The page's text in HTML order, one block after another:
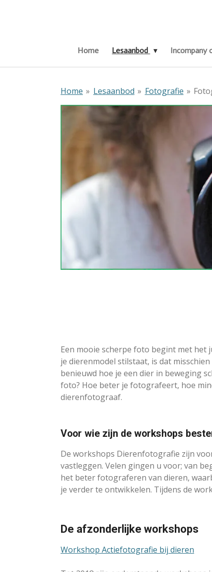
Home Lesaanbod Incompany
Home » Lesaanbod » Fotografie »
Een mooie scherpe foto begint met het
je dierenmodel stilstaat, is dat
benieuwd hoe je een dier in beweging
foto? Hoe beter je fotografeert, hoe
dierenfotograaf.
Voor wie zijn de workshops
De workshops Dierenfotografie zijn
vastleggen. Velen gingen u voor; van
het beter fotograferen van dieren,
je verder te ontwikkelen. Tijdens de
De afzonderlijke workshops
Workshop Actiefotografie bij dieren